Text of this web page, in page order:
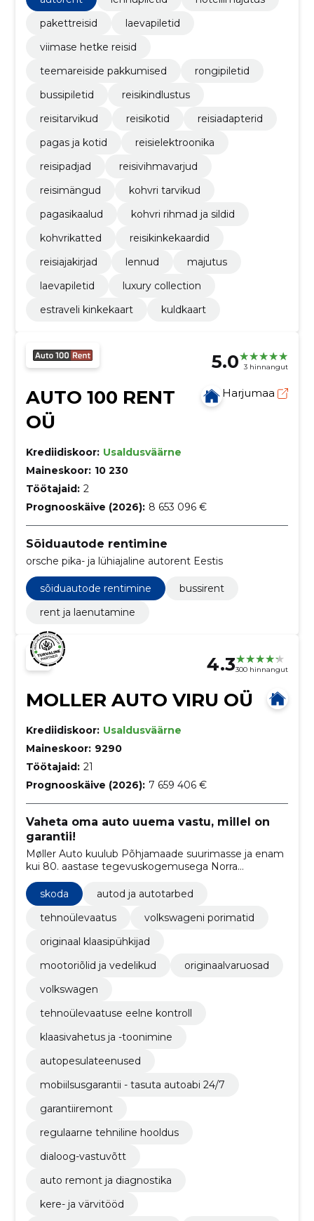
pakettreisid
laevapiletid
viimase hetke reisid
teemareiside pakkumised
rongipiletid
bussipiletid
reisikindlustus
reisitarvikud
reisikotid
reisiadapterid
pagas ja kotid
reisielektroonika
reisipadjad
reisivihmavarjud
reisimängud
kohvri tarvikud
pagasikaalud
kohvri rihmad ja sildid
kohvrikatted
reisikinkekaardid
reisiajakirjad
lennud
majutus
laevapiletid
luxury collection
estraveli kinkekaart
kuldkaart
5.0 3 hinnangut
AUTO 100 RENT
OÜ
Harjumaa
Krediidiskoor: Usaldusväärne
Maineskoor: 10 230
Töötajaid: 2
Prognooskäive (2026): 8 653 096 €
Sõiduautode rentimine
orsche pika- ja lühiajaline autorent Eestis
sõiduautode rentimine
bussirent
rent ja laenutamine
4.3300 hinnangut
MOLLER AUTO VIRU OÜ
Krediidiskoor: Usaldusväärne
Maineskoor: 9290
Töötajaid: 21
Prognooskäive (2026): 7 659 406 €
Vaheta oma auto uuema vastu, millel on
garantii!
Møller Auto kuulub Põhjamaade suurimasse ja enam
kui 80. aastase tegevuskogemusega Norra
skoda
autod ja autotarbed
tehnoülevaatus
volkswageni porimatid
originaal klaasipühkijad
mootoriõlid ja vedelikud
originaalvaruosad
volkswagen
tehnoülevaatuse eelne kontroll
klaasivahetus ja -toonimine
autopesulateenused
mobiilsusgarantii - tasuta autoabi 24/7
garantiiremont
regulaarne tehniline hooldus
dialoog-vastuvõtt
auto remont ja diagnostika
kere- ja värvitööd